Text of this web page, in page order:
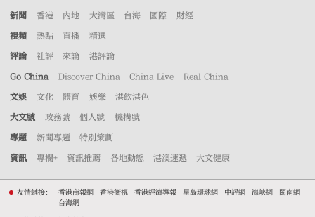
新聞 香港 內地 大灣區 台海 國際 財經
視頻 熱點 直播 精選
評論 社評 來論 港評論
Go China Discover China China Live Real China
文娛 文化 體育 娛樂 港飲港色
大文號 政務號 個人號 機構號
專題 新聞專題 特別策劃
資訊 專欄+ 資訊推薦 各地動態 港澳速遞 大文健康
友情鏈接： 香港商報網 香港衛視 香港經濟導報 星島環球網 中評網 海峽網
閩南網
台海網